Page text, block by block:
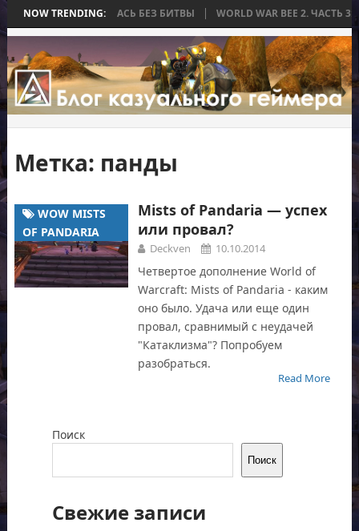
NOW TRENDING:
КОТОРАЯ ЗАКОНЧИЛАСЬ БЕЗ БИТВЫ WORLD WAR BEE 2.
Метка: панды
WOW MISTS
OF PANDARIA
Mists of Pandaria — успех
или провал?
Deckven 10.10.2014
Четвертое дополнение World of
Warcraft: Mists of Pandaria - каким
оно было. Удача или еще один
провал, сравнимый с неудачей
"Катаклизма"? Попробуем
разобраться.
Read More
Поиск
Поиск
Свежие записи